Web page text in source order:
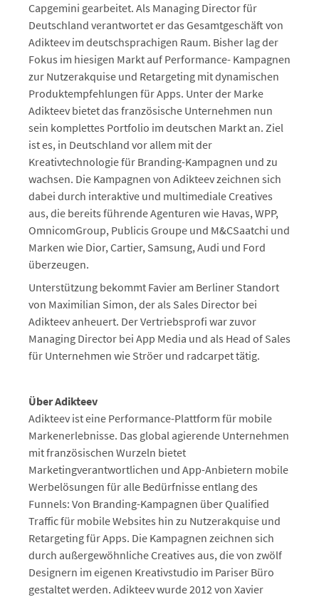
Capgemini gearbeitet. Als Managing Director für
Deutschland verantwortet er das Gesamtgeschäft von
Adikteev im deutschsprachigen Raum. Bisher lag der
Fokus im hiesigen Markt auf Performance- Kampagnen
zur Nutzerakquise und Retargeting mit dynamischen
Produktempfehlungen für Apps. Unter der Marke
Adikteev bietet das französische Unternehmen nun
sein komplettes Portfolio im deutschen Markt an. Ziel
ist es, in Deutschland vor allem mit der
Kreativtechnologie für Branding-Kampagnen und zu
wachsen. Die Kampagnen von Adikteev zeichnen sich
dabei durch interaktive und multimediale Creatives
aus, die bereits führende Agenturen wie Havas, WPP,
OmnicomGroup, Publicis Groupe und M&CSaatchi und
Marken wie Dior, Cartier, Samsung, Audi und Ford
überzeugen.
Unterstützung bekommt Favier am Berliner Standort
von Maximilian Simon, der als Sales Director bei
Adikteev anheuert. Der Vertriebsprofi war zuvor
Managing Director bei App Media und als Head of Sales
für Unternehmen wie Ströer und radcarpet tätig.
Über Adikteev
Adikteev ist eine Performance-Plattform für mobile
Markenerlebnisse. Das global agierende Unternehmen
mit französischen Wurzeln bietet
Marketingverantwortlichen und App-Anbietern mobile
Werbelösungen für alle Bedürfnisse entlang des
Funnels: Von Branding-Kampagnen über Qualified
Traffic für mobile Websites hin zu Nutzerakquise und
Retargeting für Apps. Die Kampagnen zeichnen sich
durch außergewöhnliche Creatives aus, die von zwölf
Designern im eigenen Kreativstudio im Pariser Büro
gestaltet werden. Adikteev wurde 2012 von Xavier